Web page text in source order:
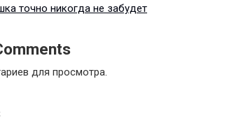
точно никогда не забудет
для просмотра.